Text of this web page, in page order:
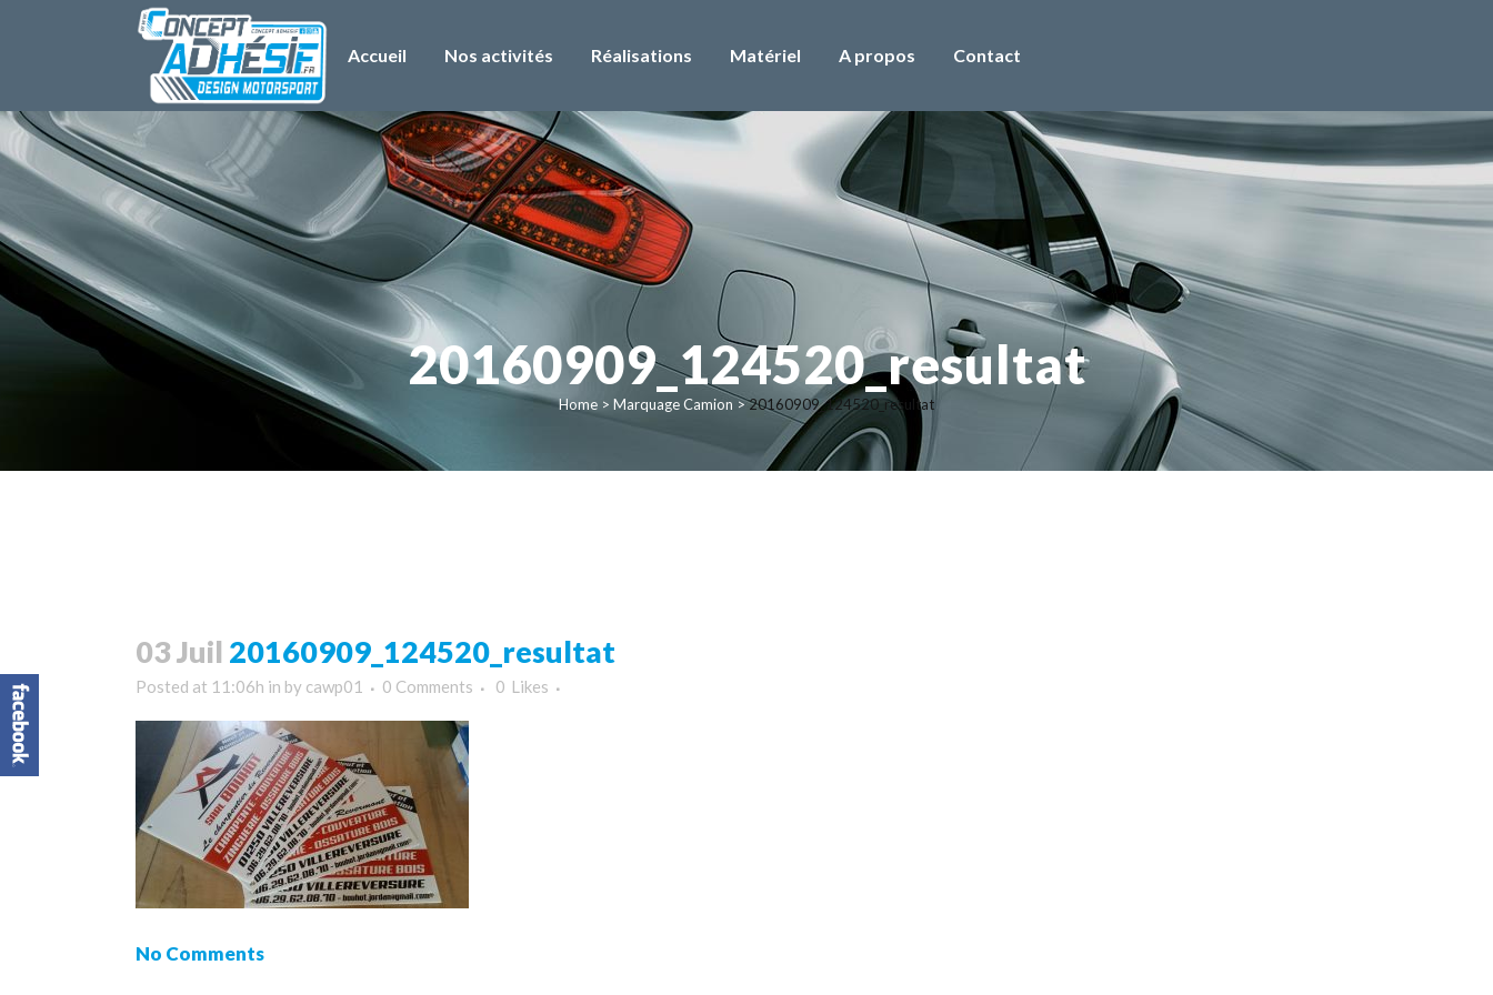
Accueil Nos activités Réalisations Matériel A propos Contact
20160909_124520_resultat
Home > Marquage Camion >20160909_124520_resultat
03 Juil 20160909_124520_resultat
Posted at 11:06h in by cawp01 0 Comments 0 Likes
No Comments